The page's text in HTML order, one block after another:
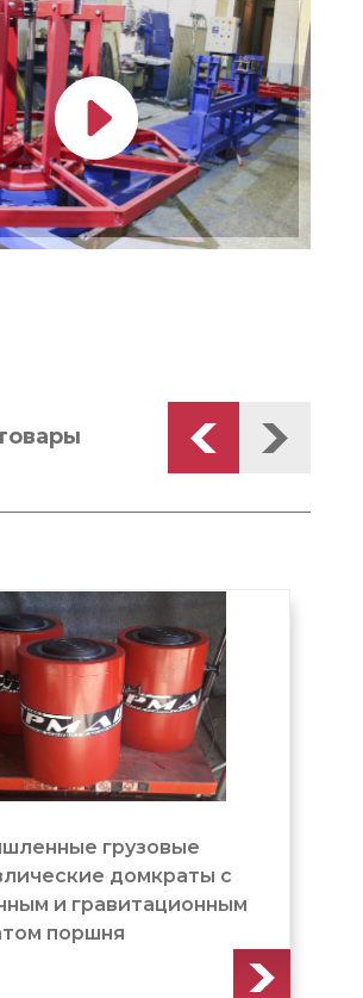
Домкрат грузовой с
пружинным и
возвратом поршня
(ДГ1000М300)